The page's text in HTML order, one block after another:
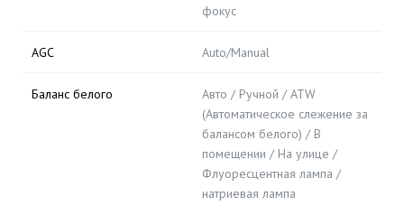
фокус
AGC Auto/Manual
Баланс белого
Авто / Ручной / ATW
(Автоматическое слежение за
балансом белого) / В
помещении / На улице /
Флуоресцентная лампа /
натриевая лампа